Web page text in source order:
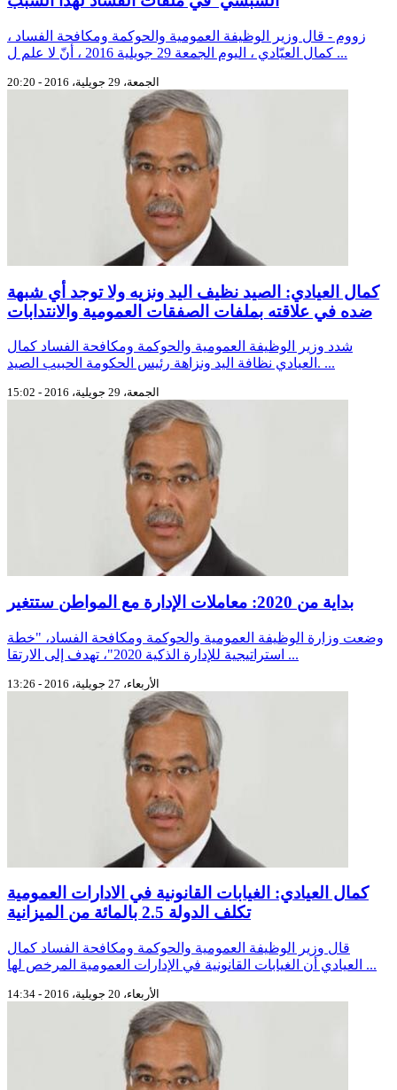
زووم - قال وزير الوظيفة العمومية والحوكمة ومكافحة الفساد ،
كمال العيّادي ، اليوم الجمعة 29 جويلية 2016 ، أنّ لا علم ل ...
الجمعة، 29 جويلية، 2016 - 20:20
كمال العيادي: الصيد نظيف اليد ونزيه ولا توجد أي شبهة
ضده في علاقته بملفات الصفقات العمومية والانتدابات
شدد وزير الوظيفة العمومية والحوكمة ومكافحة الفساد كمال
العيادي نظافة اليد ونزاهة رئيس الحكومة الحبيب الصيد. ...
الجمعة، 29 جويلية، 2016 - 15:02
بداية من 2020: معاملات الإدارة مع المواطن ستتغير
وضعت وزارة الوظيفة العمومية والحوكمة ومكافحة الفساد، "خطة
استراتيجية للإدارة الذكية 2020"، تهدف إلى الارتقا ...
الأربعاء، 27 جويلية، 2016 - 13:26
كمال العيادي: الغيابات القانونية في الادارات العمومية
تكلف الدولة 2.5 بالمائة من الميزانية
قال وزير الوظيفة العمومية والحوكمة ومكافحة الفساد كمال
العيادي أن الغيابات القانونية في الإدارات العمومية المرخص لها ...
الأربعاء، 20 جويلية، 2016 - 14:34